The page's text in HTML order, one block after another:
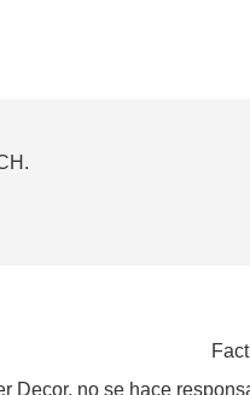
Decor, no se hace